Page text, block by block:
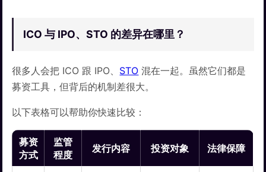
ICO 与 IPO、STO 的差异在哪里？
很多人会把 ICO 跟 IPO、 STO 混在一起。虽然它们都是
募资工具，但背后的机制差很大。
以下表格可以帮助你快速比较：
募资
方式
监管
程度
发行内容 投资对象 法律保障